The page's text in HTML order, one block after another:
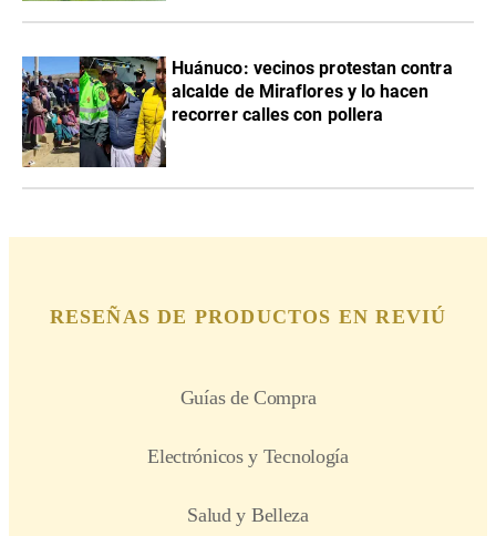
Huánuco: vecinos protestan contra
alcalde de Miraflores y lo hacen
recorrer calles con pollera